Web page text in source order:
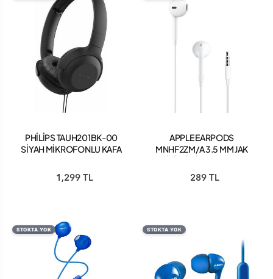
PHİLİPS TAUH201BK-00
SİYAH MİKROFONLU KAFA
1,299 TL
APPLE EARPODS
MNHF2ZM/A 3.5 MM JAK
KULAK İÇİ KABLOLU
KULAKLIK A1472
289 TL
STOKTA YOK STOKTA YOK